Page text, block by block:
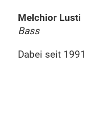
Melchior Lusti
Bass
Dabei seit 1991